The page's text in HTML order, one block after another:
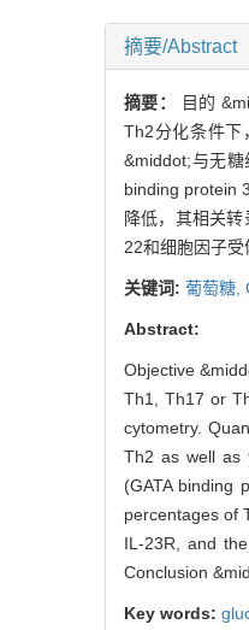
摘要/Abstract
摘要：
目的
Th2分化条件下
&middot;与无
binding protein
降低，其相关
22和细胞因子受
关键词: 葡萄糖,
Abstract:
Objective
Th1, Th17 or
cytometry.
Th2 as well as
(GATA binding
percentages of
IL-23R, and
Conclusion
Key words: